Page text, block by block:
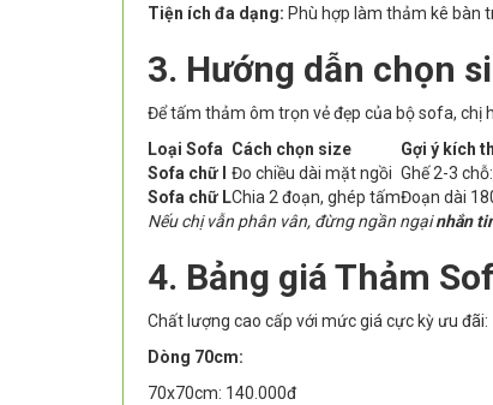
Tiện ích đa dạng: Phù hợp làm thảm kê bàn
3. Hướng dẫn chọn
Để tấm thảm ôm trọn vẻ đẹp của bộ sofa, chị
Loại Sofa Cách chọn size
Gợi ý kích
Sofa chữ I
Đo chiều dài mặt ngồi Ghế 2-3
Sofa chữ LChia 2 đoạn, ghép tấmĐoạn dài
Nếu chị vẫn phân vân, đừng ngần ngạinhắn
4. Bảng giá Thảm
Chất lượng cao cấp với mức giá cực kỳ ưu đãi:
Dòng 70cm:
70x70cm: 140.000đ